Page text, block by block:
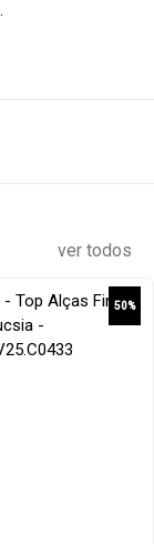
ver todos
50%